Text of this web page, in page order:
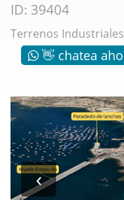
ID: 39404
Terrenos Industriales
‹